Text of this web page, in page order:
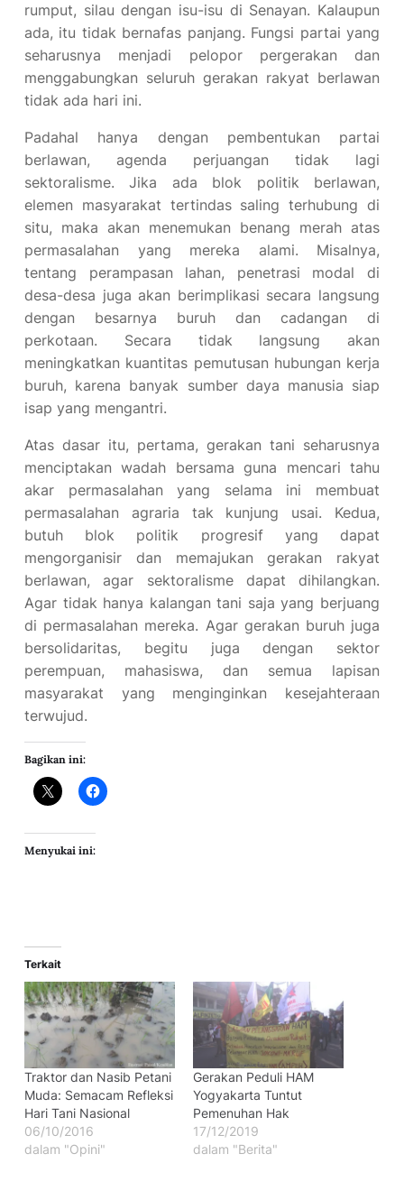
rumput, silau dengan isu-isu di Senayan. Kalaupun
ada, itu tidak bernafas panjang. Fungsi partai yang
seharusnya menjadi pelopor pergerakan dan
menggabungkan seluruh gerakan rakyat berlawan
tidak ada hari ini.
Padahal hanya dengan pembentukan partai
berlawan, agenda perjuangan tidak lagi
sektoralisme. Jika ada blok politik berlawan,
elemen masyarakat tertindas saling terhubung di
situ, maka akan menemukan benang merah atas
permasalahan yang mereka alami. Misalnya,
tentang perampasan lahan, penetrasi modal di
desa-desa juga akan berimplikasi secara langsung
dengan besarnya buruh dan cadangan di
perkotaan. Secara tidak langsung akan
meningkatkan kuantitas pemutusan hubungan kerja
buruh, karena banyak sumber daya manusia siap
isap yang mengantri.
Atas dasar itu, pertama, gerakan tani seharusnya
menciptakan wadah bersama guna mencari tahu
akar permasalahan yang selama ini membuat
permasalahan agraria tak kunjung usai. Kedua,
butuh blok politik progresif yang dapat
mengorganisir dan memajukan gerakan rakyat
berlawan, agar sektoralisme dapat dihilangkan.
Agar tidak hanya kalangan tani saja yang berjuang
di permasalahan mereka. Agar gerakan buruh juga
bersolidaritas, begitu juga dengan sektor
perempuan, mahasiswa, dan semua lapisan
masyarakat yang menginginkan kesejahteraan
terwujud.
Bagikan ini:
Menyukai ini:
Terkait
Traktor dan Nasib Petani
Muda: Semacam Refleksi
Hari Tani Nasional
06/10/2016
dalam "Opini"
Gerakan Peduli HAM
Yogyakarta Tuntut
Pemenuhan Hak
17/12/2019
dalam "Berita"